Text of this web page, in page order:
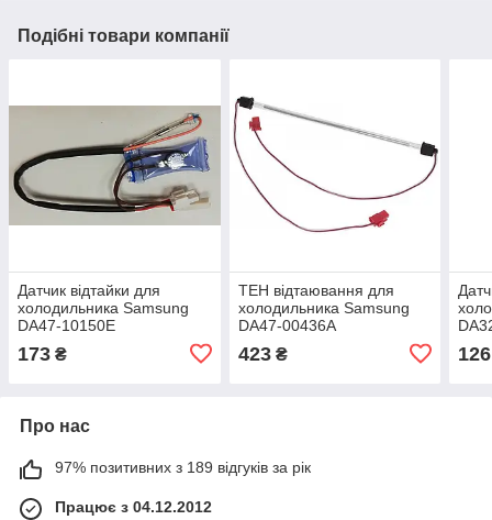
Подібні товари компанії
Датчик відтайки для
холодильника Samsung
DA47-10150E
173 ₴
ТЕН відтаювання для
холодильника Samsung
DA47-00436A
423₴ 126
Про нас
97% позитивних з 189 відгуків за рік
Працює з 04.12.2012